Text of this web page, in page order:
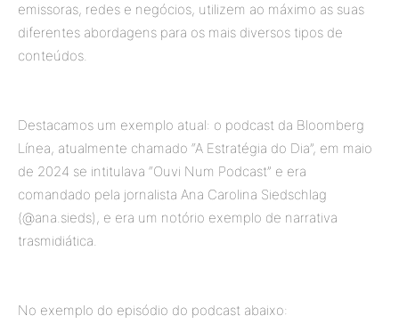
emissoras, redes e negócios, utilizem ao máximo as suas
diferentes abordagens para os mais diversos tipos de
conteúdos.
Destacamos um exemplo atual: o podcast da Bloomberg
Línea, atualmente chamado “A Estratégia do Dia”, em maio
de 2024 se intitulava “Ouvi Num Podcast” e era
comandado pela jornalista Ana Carolina Siedschlag
(@ana.sieds), e era um notório exemplo de narrativa
trasmidiática.
No exemplo do episódio do podcast abaixo: